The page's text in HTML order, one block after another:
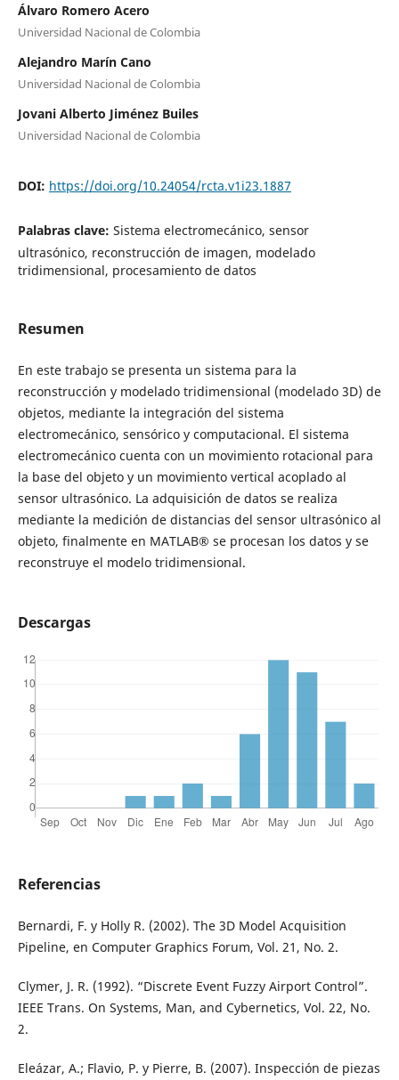
Álvaro Romero Acero
Universidad Nacional de Colombia
Alejandro Marín Cano
Universidad Nacional de Colombia
Jovani Alberto Jiménez Builes
Universidad Nacional de Colombia
DOI: https://doi.org/10.24054/rcta.v1i23.1887
Palabras clave: Sistema electromecánico, sensor
ultrasónico, reconstrucción de imagen, modelado
tridimensional, procesamiento de datos
Resumen
En este trabajo se presenta un sistema para la
reconstrucción y modelado tridimensional (modelado 3D) de
objetos, mediante la integración del sistema
electromecánico, sensórico y computacional. El sistema
electromecánico cuenta con un movimiento rotacional para
la base del objeto y un movimiento vertical acoplado al
sensor ultrasónico. La adquisición de datos se realiza
mediante la medición de distancias del sensor ultrasónico al
objeto, finalmente en MATLAB® se procesan los datos y se
reconstruye el modelo tridimensional.
Descargas
Referencias
Bernardi, F. y Holly R. (2002). The 3D Model Acquisition
Pipeline, en Computer Graphics Forum, Vol. 21, No. 2.
Clymer, J. R. (1992). “Discrete Event Fuzzy Airport Control”.
IEEE Trans. On Systems, Man, and Cybernetics, Vol. 22, No.
2.
Eleázar, A.; Flavio, P. y Pierre, B. (2007). Inspección de piezas